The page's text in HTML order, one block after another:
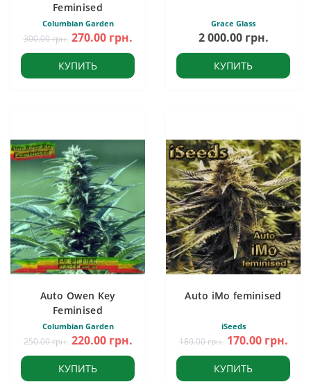
Feminised
Columbian Garden
300.00 грн. 270.00 грн.
КУПИТЬ
Grace Glass
2 000.00 грн.
КУПИТЬ
Auto Owen Key
Feminised
Columbian Garden
250.00 грн. 220.00 грн.
КУПИТЬ
Auto iMo feminised
iSeeds
180.00 грн. 170.00 грн.
КУПИТЬ